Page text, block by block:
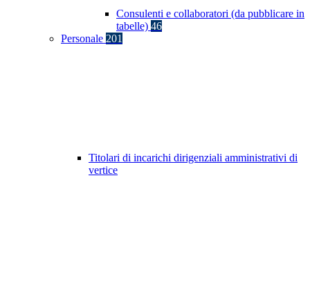
Consulenti e collaboratori (da pubblicare in
tabelle) 46
Personale 201
Titolari di incarichi dirigenziali amministrativi di
vertice